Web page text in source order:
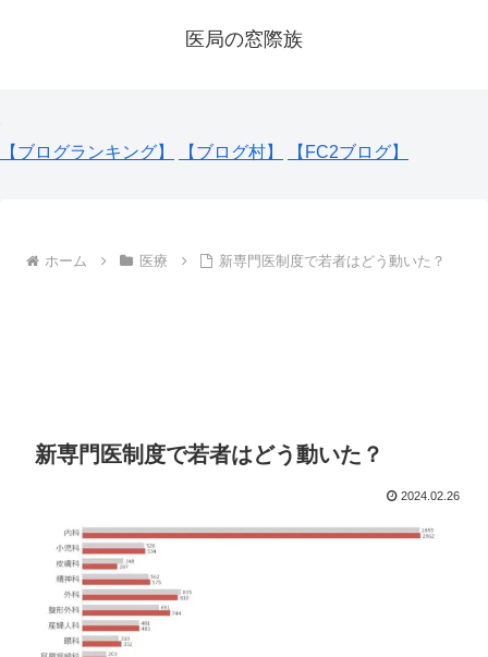
医局の窓際族
【ブログランキング】 【ブログ村】 【FC2ブログ】
ホーム 医療 新専門医制度で若者はどう動いた？
新専門医制度で若者はどう動いた？
2024.02.26